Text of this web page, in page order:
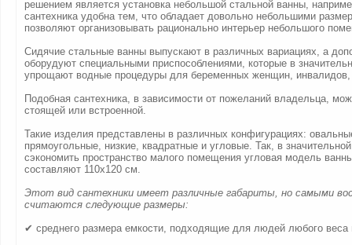
решением является установка небольшой стальной ванны,
сантехника удобна тем, что обладает довольно небольшими
позволяют организовывать рационально интерьер небольшого
Сидячие стальные ванны выпускают в различных вариациях, а
оборудуют специальными приспособлениями, которые в
упрощают водные процедуры для беременных женщин,
Подобная сантехника, в зависимости от пожеланий владельца,
стоящей или встроенной.
Такие изделия представлены в различных конфигурациях:
прямоугольные, низкие, квадратные и угловые. Так, в
сэкономить пространство малого помещения угловая модель
составляют 110х120 см.
Этот вид сантехники имеет различные габариты, но самыми
считаются следующие размеры:
✔ среднего размера емкости, подходящие для людей любого веса